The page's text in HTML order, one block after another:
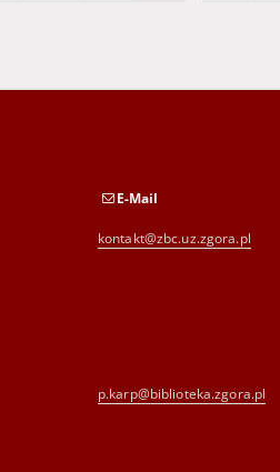
E-Mail
kontakt@zbc.uz.zgora.pl
p.karp@biblioteka.zgora.pl